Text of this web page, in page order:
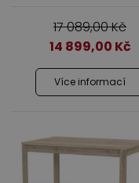
17 089,00Kč
14 899,00 Kč
Více informací